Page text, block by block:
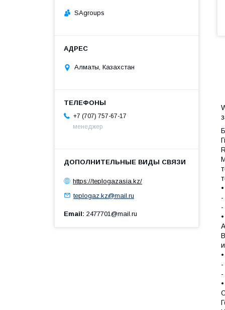
SAgroups
Алматы, Казахстан
+7 (707) 757-67-17
менеджер
https://teplogazasia.kz/
teplogaz.kz@mail.ru
Email 2477701@mail.ru